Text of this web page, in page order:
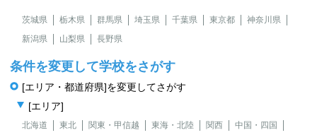
茨城県 栃木県 群馬県 埼玉県 千葉県 東京都
神奈川県
新潟県
山梨県 長野県
条件を変更して学校をさがす
[エリア・都道府県]を変更してさがす
[エリア]
北海道 東北 関東・甲信越 東海・北陸 関西
中国・四国